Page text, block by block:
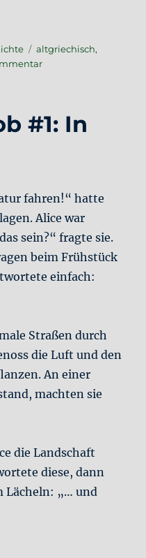
Das Schwierige“
Schlagwörter
altgriechisch,
zu
#1:
Das
#1: In
fahren!“ hatte
Alice war
sein?“ fragte sie.
beim Frühstück
einfach:
Straßen durch
die Luft und den
An einer
machten sie
die Landschaft
diese, dann
Lächeln: „… und